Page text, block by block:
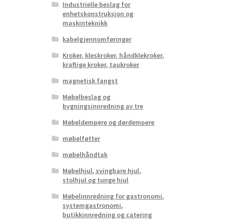
Industrielle beslag for
enhetskonstruksjon og
maskinteknikk
kabelgjennomføringer
Kroker, kleskroker, håndklekroker,
kraftige kroker, taukroker
magnetisk fangst
Møbelbeslag og
bygningsinnredning av tre
Møbeldempere og dørdempere
møbelføtter
møbelhåndtak
Møbelhjul, svingbare hjul,
stolhjul og tunge hjul
Møbelinnredning for gastronomi,
systemgastronomi,
butikkinnredning og catering